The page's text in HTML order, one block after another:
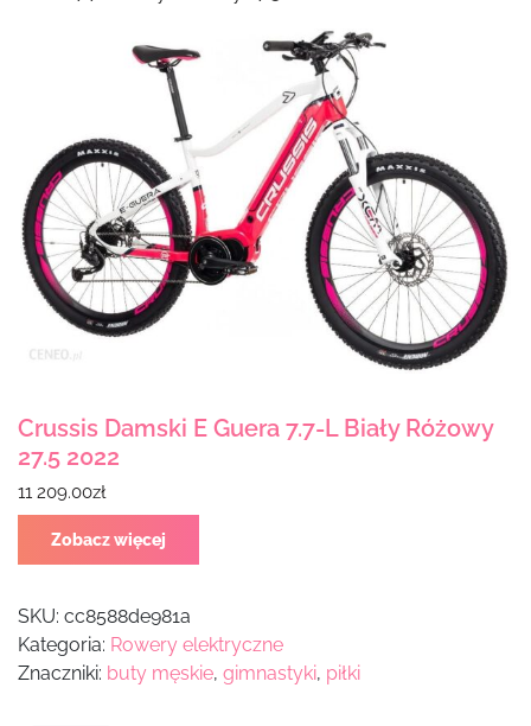
Crussis Damski E Guera 7.7-L Biały Różowy
27.5 2022
11 209.00zł
Zobacz więcej
SKU: cc8588de981a
Kategoria: Rowery elektryczne
Znaczniki: buty męskie, gimnastyki, piłki